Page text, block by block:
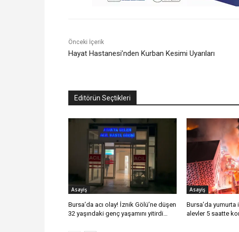
Önceki İçerik
Hayat Hastanesi’nden Kurban Kesimi Uyarıları
Editörün Seçtikleri
Asayiş
Bursa’da acı olay! İznik Gölü’ne düşen
32 yaşındaki genç yaşamını yitirdi…
Asayiş
Bursa’da
alevler 5 saatte